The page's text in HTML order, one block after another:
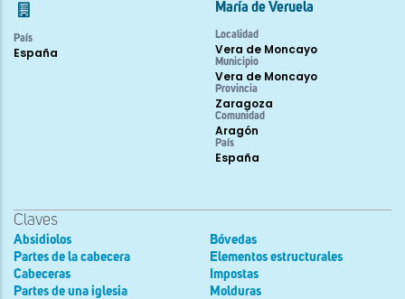
País
España
María de Veruela
Localidad
Vera de Moncayo
Municipio
Vera de Moncayo
Provincia
Zaragoza
Comunidad
Aragón
País
España
Claves
Absidiolos
Partes de la cabecera
Cabeceras
Partes de una iglesia
Bóvedas
Elementos estructurales
Impostas
Molduras